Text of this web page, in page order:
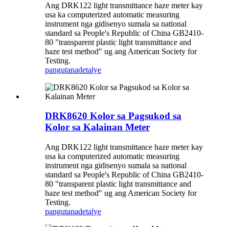
Ang DRK122 light transmittance haze meter kay
usa ka computerized automatic measuring
instrument nga gidisenyo sumala sa national
standard sa People's Republic of China GB2410-
80 "transparent plastic light transmittance and
haze test method" ug ang American Society for
Testing.
pangutanadetalye
DRK8620 Kolor sa Pagsukod sa
Kolor sa Kalainan Meter
Ang DRK122 light transmittance haze meter kay
usa ka computerized automatic measuring
instrument nga gidisenyo sumala sa national
standard sa People's Republic of China GB2410-
80 "transparent plastic light transmittance and
haze test method" ug ang American Society for
Testing.
pangutanadetalye